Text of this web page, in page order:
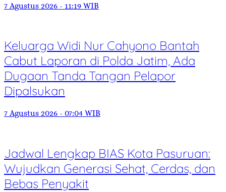
7 Agustus 2026 - 11:19 WIB
Keluarga Widi Nur Cahyono Bantah
Cabut Laporan di Polda Jatim, Ada
Dugaan Tanda Tangan Pelapor
Dipalsukan
7 Agustus 2026 - 07:04 WIB
Jadwal Lengkap BIAS Kota Pasuruan:
Wujudkan Generasi Sehat, Cerdas, dan
Bebas Penyakit